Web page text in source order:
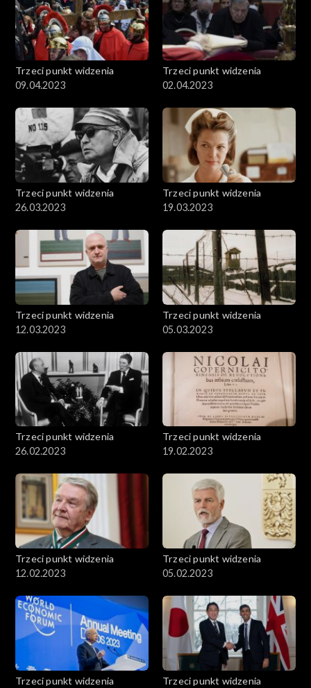
Trzeci punkt widzenia
09.04.2023
Trzeci punkt widzenia
02.04.2023
Trzeci punkt widzenia
26.03.2023
Trzeci punkt widzenia
19.03.2023
Trzeci punkt widzenia
12.03.2023
Trzeci punkt widzenia
05.03.2023
Trzeci punkt widzenia
26.02.2023
Trzeci punkt widzenia
19.02.2023
Trzeci punkt widzenia
12.02.2023
Trzeci punkt widzenia
05.02.2023
Trzeci punkt widzenia
Trzeci punkt widzenia